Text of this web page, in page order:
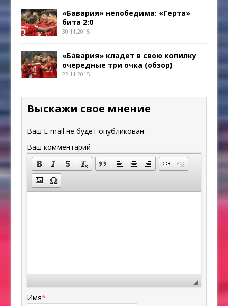
«Бавария» непобедима: «Герта»
бита 2:0
30.11.2015
«Бавария» кладет в свою копилку
очередные три очка (обзор)
22.11.2015
Выскажи свое мнение
Ваш E-mail не будет опубликован.
Ваш комментарий
Имя*